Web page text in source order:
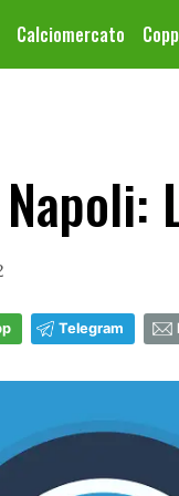
Calciomercato
Telegram